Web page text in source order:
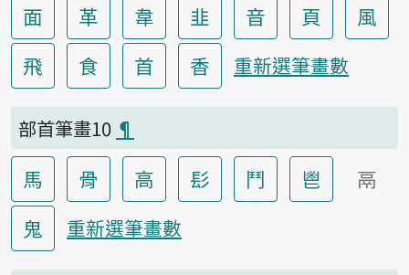
面 革 韋 韭 音 頁
風
飛
食 首 香 重新選筆畫數
部首筆畫10 ¶
馬 骨 高 髟 鬥 鬯
鬲
鬼
重新選筆畫數